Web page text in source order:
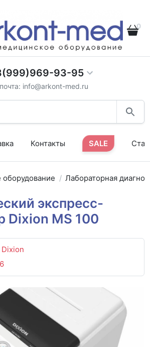
0
93-95
info@arkont-med.ru
Контакты SALE
Лабораторная
экспресс-
Dixion MS 100
Dixion